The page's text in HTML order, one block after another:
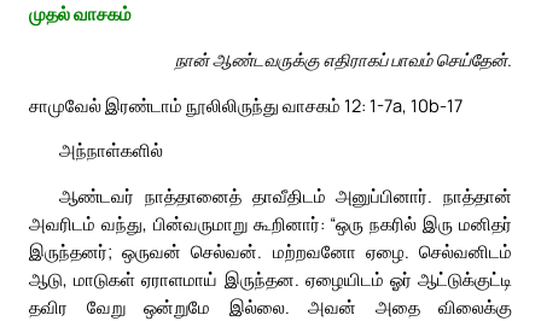
முதல் வாசகம்
நான் ஆண்டவருக்கு எதிராகப் பாவம் செய்தேன்.
சாமுவேல் இரண்டாம் நூலிலிருந்து வாசகம் 12: 1-7a, 10b-17
அந்நாள்களில்
ஆண்டவர் நாத்தானைத் தாவீதிடம் அனுப்பினார். நாத்தான்
அவரிடம் வந்து, பின்வருமாறு கூறினார்: “ஒரு நகரில் இரு மனிதர்
இருந்தனர்; ஒருவன் செல்வன். மற்றவனோ ஏழை. செல்வனிடம்
ஆடு, மாடுகள் ஏராளமாய் இருந்தன. ஏழையிடம் ஓர் ஆட்டுக்குட்டி
தவிர வேறு ஒன்றுமே இல்லை. அவன் அதை விலைக்கு